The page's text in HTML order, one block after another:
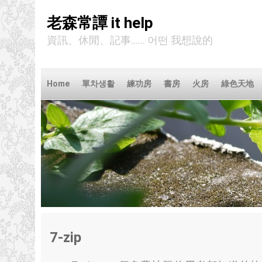
老森常譚 it help
資訊、休閒、記事...... 어떤 我想說的
Home 單차생활 練功房 書房 火房 綠色天地
7-zip